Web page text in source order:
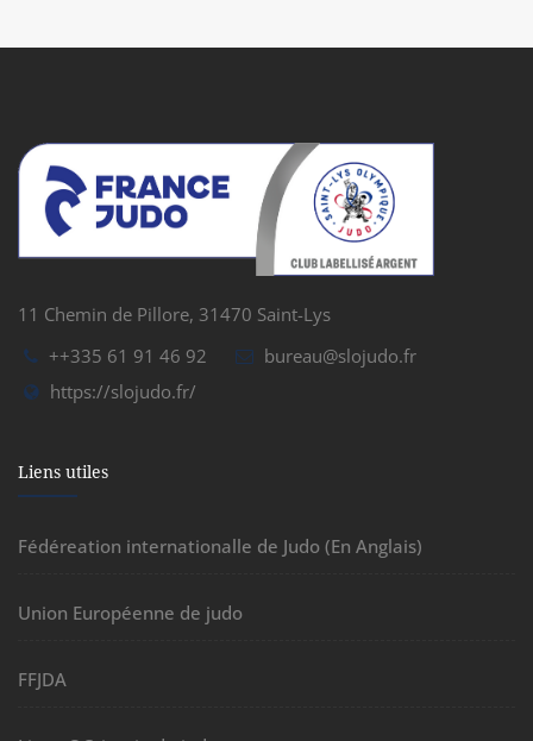
11 Chemin de Pillore, 31470 Saint-Lys
++335 61 91 46 92
bureau@slojudo.fr
https://slojudo.fr/
Liens utiles
Fédéreation internationalle de Judo (En Anglais)
Union Européenne de judo
FFJDA